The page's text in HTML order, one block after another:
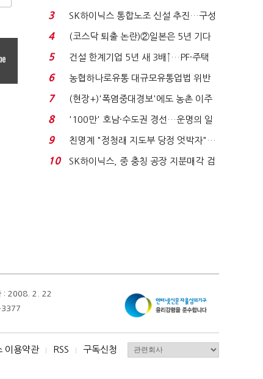
세 이어진다...
3
SK하이닉스 통합노조 신설 추진…구성
원 간 성과급 불...
4
(코스닥 퇴출 논란)②일본은 5년 기다
려주는데 우리는 ...
5
건설 한계기업 5년 새 3배↑…PF·주택
침체에 재무 ...
6
농협하나로유통 대규모유통업법 위반
적발…공정위, 과...
7
(현장+)'폭염중대경보'에도 농촌 이주
노동자는 강행군…'야...
8
'100만' 호남·수도권 경선…운명의 일
주일
9
친명계 "정청래 지도부 당정 엇박자"…
친청계 "신천지 오...
10
SK하이닉스, 중 충칭 공장 지분매각 검
: 2008. 2. 22
3377
이용약관 RSS 구독신청